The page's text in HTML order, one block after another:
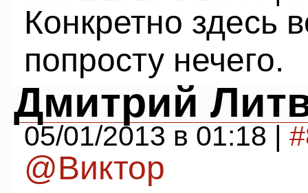
Конкретно здесь
попросту нечего.
Дмитрий
05/01/2013 в 01:18 |
@Виктор